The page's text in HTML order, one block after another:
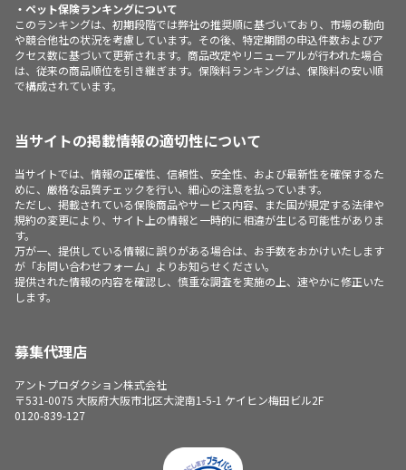
・ペット保険ランキングについて
このランキングは、初期段階では弊社の推奨順に基づいており、市場の動向
や競合他社の状況を考慮しています。その後、特定期間の申込件数およびア
クセス数に基づいて更新されます。商品改定やリニューアルが行われた場合
は、従来の商品順位を引き継ぎます。保険料ランキングは、保険料の安い順
で構成されています。
当サイトの掲載情報の適切性について
当サイトでは、情報の正確性、信頼性、安全性、および最新性を確保するた
めに、厳格な品質チェックを行い、細心の注意を払っています。
ただし、掲載されている保険商品やサービス内容、また国が規定する法律や
規約の変更により、サイト上の情報と一時的に相違が生じる可能性がありま
す。
万が一、提供している情報に誤りがある場合は、お手数をおかけいたします
が「お問い合わせフォーム」よりお知らせください。
提供された情報の内容を確認し、慎重な調査を実施の上、速やかに修正いた
します。
募集代理店
アントプロダクション株式会社
〒531-0075 大阪府大阪市北区大淀南1-5-1 ケイヒン梅田ビル2F
0120-839-127